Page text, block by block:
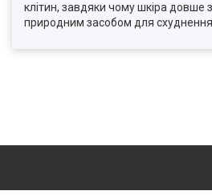
клітин, завдяки чому шкіра
природним засобом для схуднення.